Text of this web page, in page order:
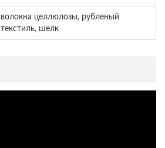
волокна целлюлозы, рубленый
текстиль, шелк